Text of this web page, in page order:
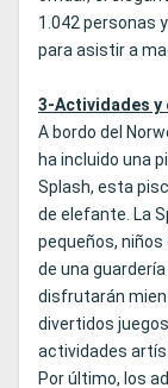
1.042 personas
para asistir a
3-Actividades y
A bordo del
ha incluido una
Splash, esta
de elefante. La
pequeños, niños
de una
disfrutarán
divertidos
actividades
Por último, los